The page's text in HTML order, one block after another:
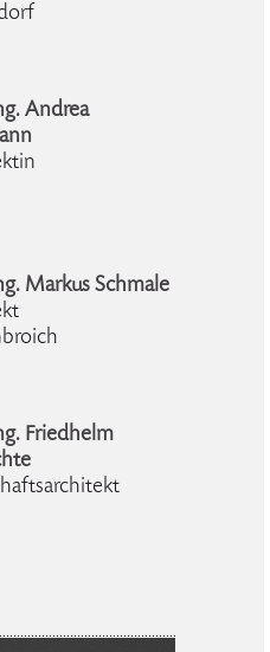
Andrea
Markus Schmale
Friedhelm